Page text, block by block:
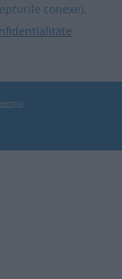
conexe).